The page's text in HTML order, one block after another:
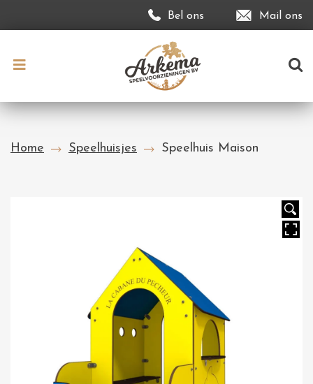
Bel ons Mail ons
Home Speelhuisjes Speelhuis Maison